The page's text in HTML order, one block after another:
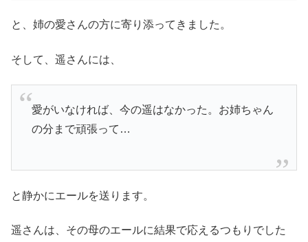
と、姉の愛さんの方に寄り添ってきました。
そして、遥さんには、
愛がいなければ、今の遥はなかった。お姉ちゃん
の分まで頑張って…
と静かにエールを送ります。
遥さんは、その母のエールに結果で応えるつもりでした